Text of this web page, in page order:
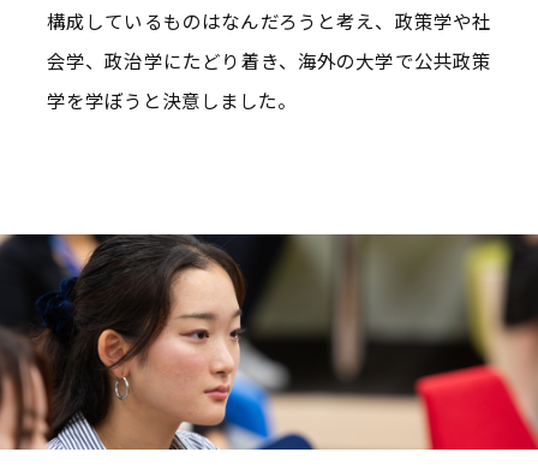
構成しているものはなんだろうと考え、政策学や社
会学、政治学にたどり着き、海外の大学で公共政策
学を学ぼうと決意しました。